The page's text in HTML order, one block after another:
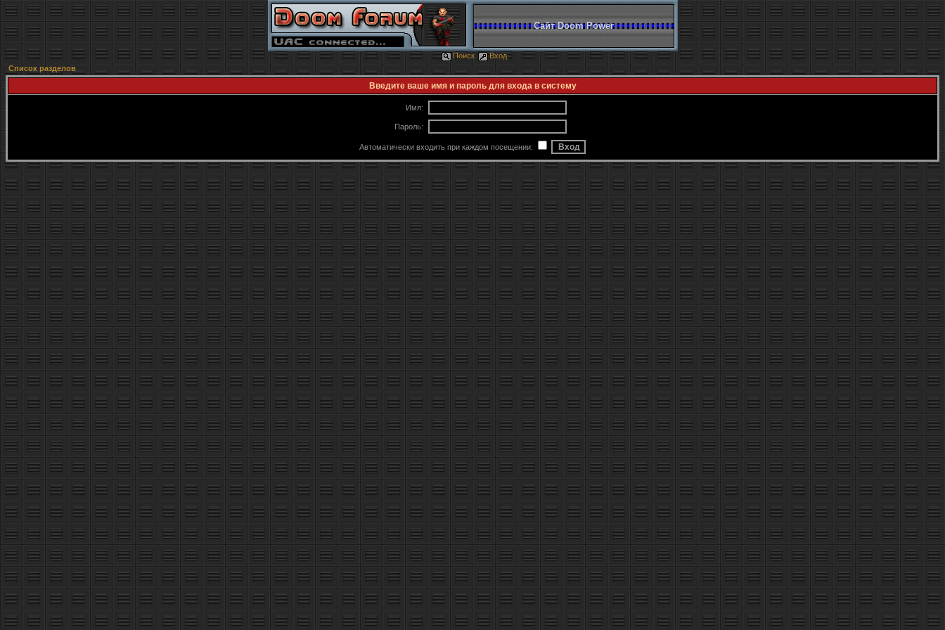
Сайт Doom Power
Поиск
Вход
Список разделов
Введите ваше имя и пароль для входа в систему
Имя:
Пароль:
Автоматически входить при каждом посещении: